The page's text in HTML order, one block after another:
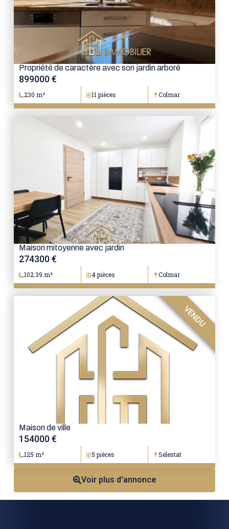
Voir plus d'annonce
Propriété de caractère avec son jardin arboré
899000 €
230 m² 11 pièces Colmar
Maison mitoyenne avec jardin
274300 €
102.39 m² 4 pièces Colmar
VENDU
Maison de ville
154000 €
125 m² 5 pièces Selestat